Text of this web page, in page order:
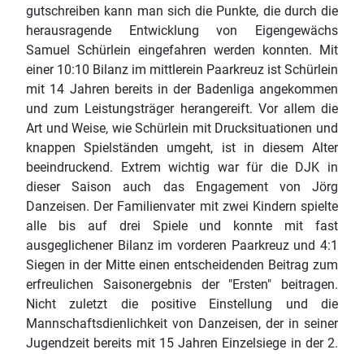
gutschreiben kann man sich die Punkte, die durch die
herausragende Entwicklung von Eigengewächs
Samuel Schürlein eingefahren werden konnten. Mit
einer 10:10 Bilanz im mittlerein Paarkreuz ist Schürlein
mit 14 Jahren bereits in der Badenliga angekommen
und zum Leistungsträger herangereift. Vor allem die
Art und Weise, wie Schürlein mit Drucksituationen und
knappen Spielständen umgeht, ist in diesem Alter
beeindruckend. Extrem wichtig war für die DJK in
dieser Saison auch das Engagement von Jörg
Danzeisen. Der Familienvater mit zwei Kindern spielte
alle bis auf drei Spiele und konnte mit fast
ausgeglichener Bilanz im vorderen Paarkreuz und 4:1
Siegen in der Mitte einen entscheidenden Beitrag zum
erfreulichen Saisonergebnis der "Ersten" beitragen.
Nicht zuletzt die positive Einstellung und die
Mannschaftsdienlichkeit von Danzeisen, der in seiner
Jugendzeit bereits mit 15 Jahren Einzelsiege in der 2.